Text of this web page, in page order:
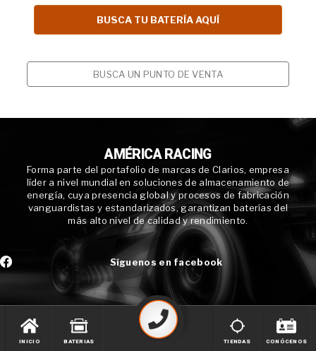
BUSCA UN PUNTO DE VENTA
AMÉRICA RACING
Forma parte del portafolio de marcas de Clarios, empresa
líder a nivel mundial en soluciones de almacenamiento de
energía, cuya presencia global y procesos de fabricación
vanguardistas y estandarizados, garantizan baterías del
más alto nivel de calidad y rendimiento.
Síguenos en facebook
INICIO BATERIAS TIENDAS CONÓCENOS